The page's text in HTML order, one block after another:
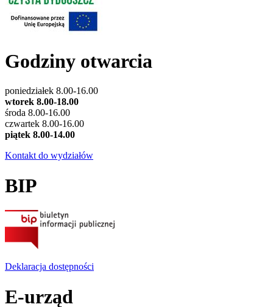
Godziny otwarcia
poniedziałek 8.00-16.00
wtorek 8.00-18.00
środa 8.00-16.00
czwartek 8.00-16.00
piątek 8.00-14.00
Kontakt do wydziałów
BIP
Deklaracja dostępności
E-urząd